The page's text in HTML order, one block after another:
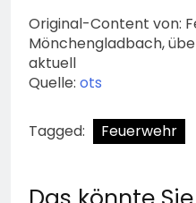
Original-Content von:
Mönchengladbach,
aktuell
Quelle: ots
Tagged: Feuerwehr